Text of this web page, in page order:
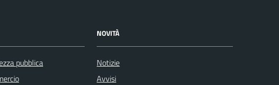
pubblica
NOVITÀ
Notizie
Avvisi